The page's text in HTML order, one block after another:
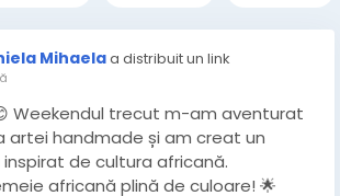
Mihaelaa distribuit un link
Weekendul trecut m-am aventurat
artei handmade și am creat un
de cultura africană.
africană plină de culoare! 🌟